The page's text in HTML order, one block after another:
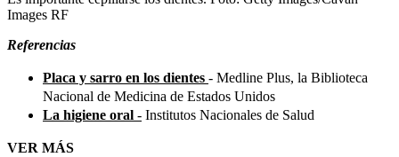
Images RF
Referencias
Placa y sarro en los dientes - Medline Plus, la Biblioteca
Nacional de Medicina de Estados Unidos
La higiene oral - Institutos Nacionales de Salud
VER MÁS